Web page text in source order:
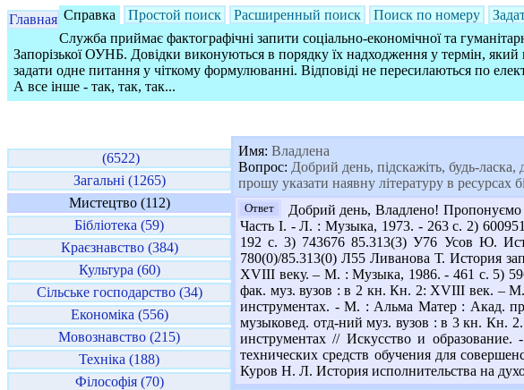
Главная Справка Простой поиск Расширенный поиск Поиск по номеру
Служба приймає фактографічні запити соціально-економічної та
Запорізької ОУНБ. Довідки виконуються в порядку їх надходження у термін,
задати одне питання у чіткому формулюванні. Відповіді не пересилаються по
А все інше - так, так, так...
(6522)
Загальні (1265)
Мистецтво (112)
Бібліотека (59)
Краєзнавство (384)
Культура (60)
Сільське господарство (34)
Економіка (556)
Мовознавство (215)
Техніка (188)
Філософія (70)
Имя: Владлена
Вопрос: Добрий день, підскажіть, будь-
прошу указати наявну літературу в ресурсах
Ответ
Добрий день, Владлено!
Часть І. - Л. : Музыка, 1973. - 263 с. 2)
192 с. 3) 743676 85.313(3) У76 Усов Ю.
780(0)/85.313(0) Л55 Ливанова Т. История
XVIII веку. – М. : Музыка, 1986. - 461 с. 5)
фак. муз. вузов : в 2 кн. Кн. 2: XVIII век. –
инструментах. - М. : Альма Матер : Акад.
музыковед. отд-ний муз. вузов : в 3 кн. Кн.
инструментах // Искусство и
технических средств обучения для
Куров Н. Л. История исполнительства на